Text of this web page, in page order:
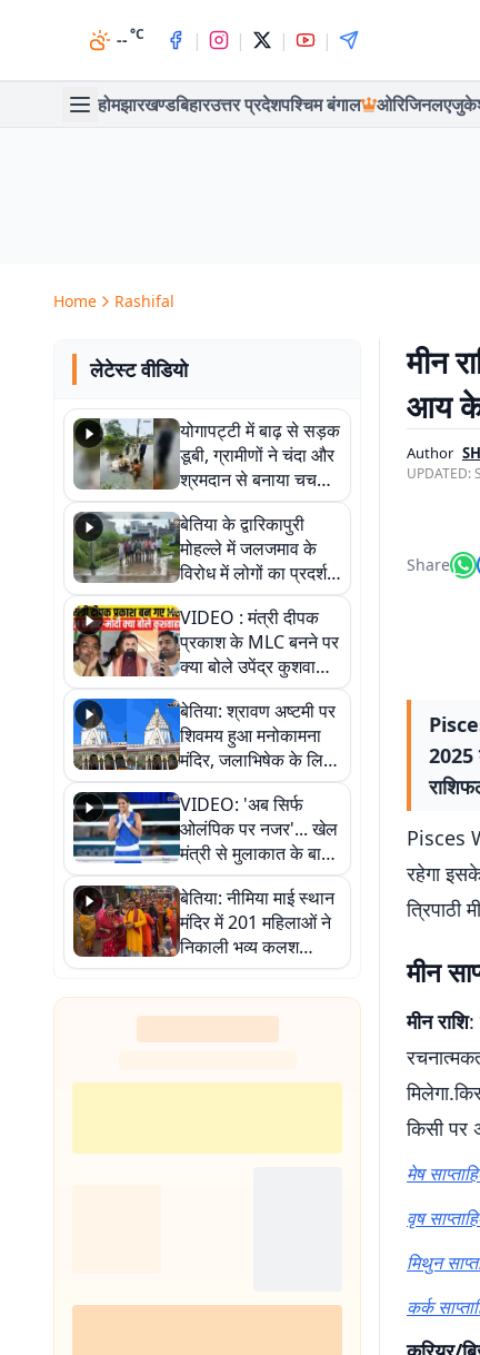
--°C | | | |
होमझारखण्डबिहारउत्तर प्रदेशपश्चिम बंगाल ओरिजिनल
Home Rashifal
लेटेस्ट वीडियो
योगापट्टी में बाढ़ से सड़क
डूबी, ग्रामीणों ने चंदा और
श्रमदान से बनाया चचरी
पुल
बेतिया के द्वारिकापुरी
मोहल्ले में जलजमाव के
विरोध में लोगों का प्रदर्शन,
स्थायी समाधान की मांग
VIDEO : मंत्री दीपक
प्रकाश के MLC बनने पर
क्या बोले उपेंद्र कुशवाहा,
सुनिए
बेतिया: श्रावण अष्टमी पर
शिवमय हुआ मनोकामना
मंदिर, जलाभिषेक के लिए
लगी लंबी कतारें
VIDEO: 'अब सिर्फ
ओलंपिक पर नजर'... खेल
मंत्री से मुलाकात के बाद
जैसमीन लंबोरिया का बड़ा
बयान
बेतिया: नीमिया माई स्थान
मंदिर में 201 महिलाओं ने
निकाली भव्य कलश
शोभायात्रा, शिवलिंग
प्राण-प्रतिष्ठा महोत्सव
शुरू
मीन
आय के
Author
UPDATED:
Share
2025
Pisces
रहेगा
त्रिपाठी
मीन
मीन राशि:
किसी पर
मेष
वृष
मिथुन
कर्क